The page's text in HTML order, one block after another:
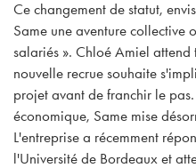
Ce changement de statut,
Same une aventure collective
salariés ». Chloé Amiel attend
nouvelle recrue souhaite
projet avant de franchir le
économique, Same mise
L'entreprise a récemment
l'Université de Bordeaux et